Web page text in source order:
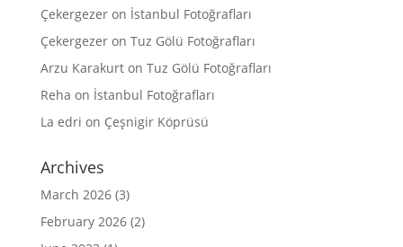
Çekergezeron İstanbul Fotoğrafları
Çekergezeron Tuz Gölü Fotoğrafları
Arzu Karakurton Tuz Gölü Fotoğrafları
Reha on İstanbul Fotoğrafları
La edri on Çeşnigir Köprüsü
Archives
March 2026(3)
February 2026(2)